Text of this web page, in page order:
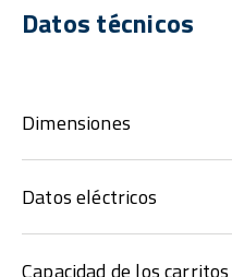
Datos técnicos
Dimensiones
Datos eléctricos
Capacidad de los carritos